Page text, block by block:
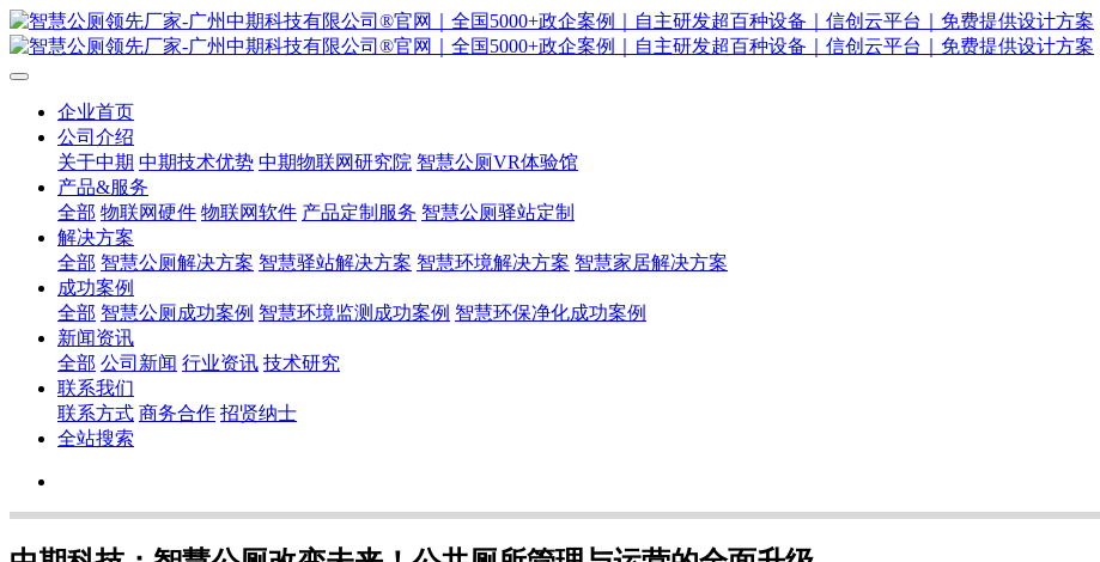
企业首页
公司介绍
关于中期 中期技术优势 中期物联网研究院 智慧公厕VR体验馆
产品&服务
全部 物联网硬件 物联网软件 产品定制服务 智慧公厕驿站定制
解决方案
全部 智慧公厕解决方案 智慧驿站解决方案 智慧环境解决方案 智慧家居解决方案
成功案例
全部 智慧公厕成功案例 智慧环境监测成功案例 智慧环保净化成功案例
新闻资讯
全部 公司新闻 行业资讯 技术研究
联系我们
联系方式 商务合作 招贤纳士
全站搜索